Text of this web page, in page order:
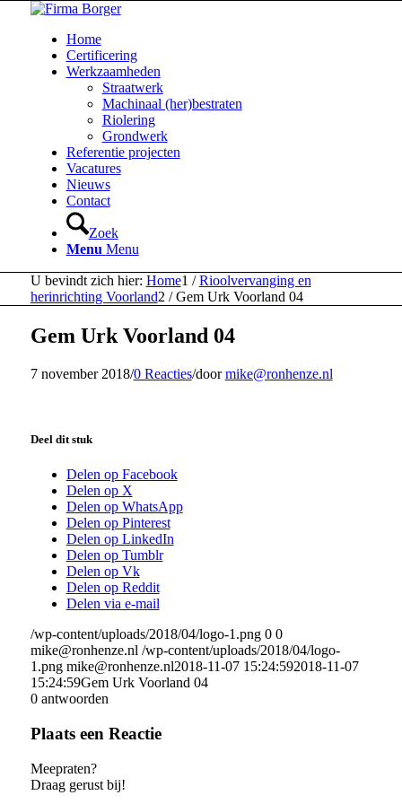
Home
Certificering
Werkzaamheden
Straatwerk
Machinaal (her)bestraten
Riolering
Grondwerk
Referentie projecten
Vacatures
Nieuws
Contact
Zoek
Menu Menu
U bevindt zich hier: Home1 / Rioolvervanging en
herinrichting Voorland2 / Gem Urk Voorland 04
Gem Urk Voorland 04
7 november 2018/0 Reacties/doormike@ronhenze.nl
Deel dit stuk
Delen op Facebook
Delen op X
Delen op WhatsApp
Delen op Pinterest
Delen op LinkedIn
Delen op Tumblr
Delen op Vk
Delen op Reddit
Delen via e-mail
/wp-content/uploads/2018/04/logo-1.png 0 0
mike@ronhenze.nl /wp-content/uploads/2018/04/logo-
1.png mike@ronhenze.nl2018-11-07 15:24:592018-11-07
15:24:59Gem Urk Voorland 04
0 antwoorden
Plaats een Reactie
Meepraten?
Draag gerust bij!